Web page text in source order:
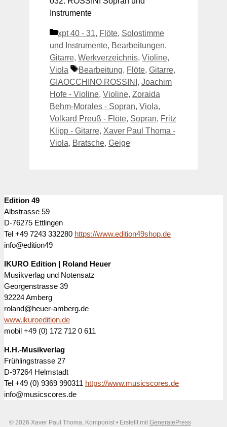
Instrumente
Kategorien
xpt 40 - 31, Flöte, Solostimme
und Instrumente, Bearbeitungen,
Gitarre, Werkverzeichnis, Violine,
Viola
Schlagwörter
Bearbeitung, Flöte, Gitarre,
GIAOCCHINO ROSSINI , Joachim
Hofe - Violine, Violine, Zoraida
Behm-Morales - Sopran, Viola,
Volkard Preuß - Flöte, Sopran, Fritz
Klipp - Gitarre, Xaver Paul Thoma -
Viola, Bratsche, Geige
Edition 49
Albstrasse 59
D-76275 Ettlingen
Tel +49 7243 332280 https://www.edition49shop.de
info@edition49
IKURO Edition | Roland Heuer
Musikverlag und Notensatz
Georgenstrasse 39
92224 Amberg
roland@heuer-amberg.de
www.ikuroedition.de
mobil +49 (0) 172 712 0 611
H.H.-Musikverlag
Frühlingstrasse 27
D-97264 Helmstadt
Tel +49 (0) 9369 990311 https://www.musicscores.de
info@musicscores.de
© 2026 Xaver Paul Thoma, Komponist • Erstellt mit GeneratePress